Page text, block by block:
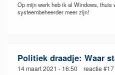
Op mijn werk heb ik al Windows, thuis
systeembeheerder meer zijn!
Politiek draadje: Waar
14 maart 2021 - 16:50 reactie #17